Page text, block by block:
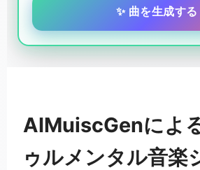
✨ 曲を生成する
AIMuiscGenによ
ゥルメンタル音楽